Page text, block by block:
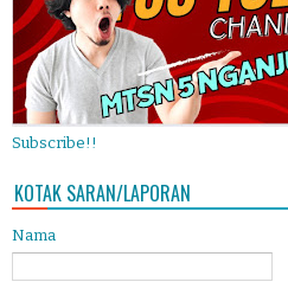
Subscribe!!
KOTAK SARAN/LAPORAN
Nama